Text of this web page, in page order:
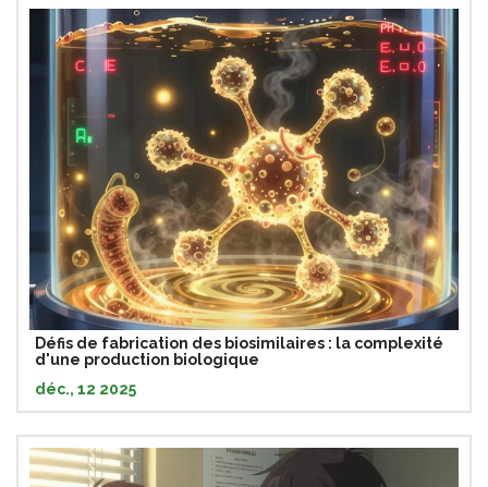
Défis de fabrication des biosimilaires : la complexité
d'une production biologique
déc., 12 2025